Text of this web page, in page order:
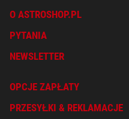
O ASTROSHOP.PL
PYTANIA
NEWSLETTER
OPCJE ZAPŁATY
PRZESYŁKI & REKLAMACJE